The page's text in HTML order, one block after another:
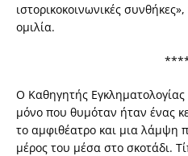
ιστορικοκοινωνικές
ομιλία.
Ο Καθηγητής
μόνο που θυμόταν ήταν ένας
το αμφιθέατρο και μια λάμψη
μέρος του μέσα στο σκοτάδι.